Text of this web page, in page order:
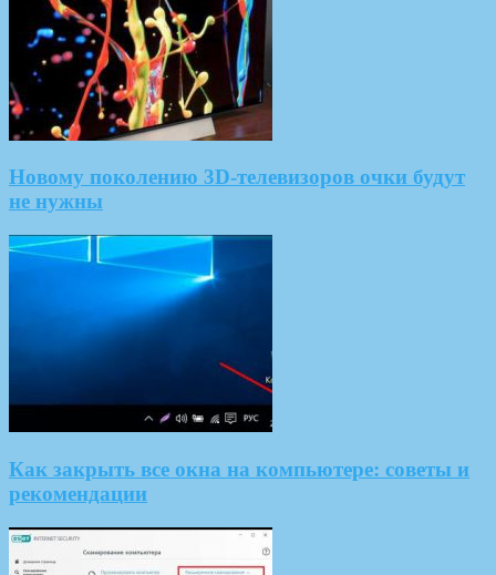
Новому поколению 3D-телевизоров очки будут
не нужны
Как закрыть все окна на компьютере: советы и
рекомендации